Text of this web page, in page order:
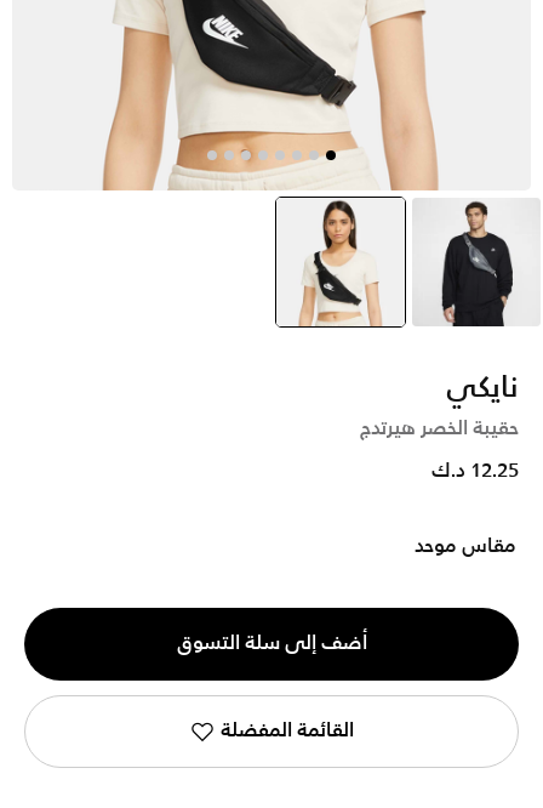
رمادي selected
أسود
نايكي
حقيبة الخصر هيرتدج
12.25 د.ك
مقاس موحد
الكمية
1
أضف إلى سلة التسوق
القائمة المفضلة